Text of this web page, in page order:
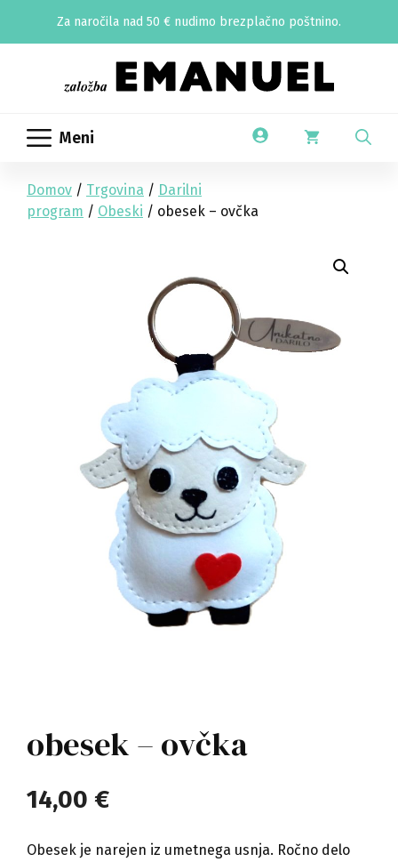
Za naročila nad 50 € nudimo brezplačno poštnino.
Meni
Domov / Trgovina / Darilni
program / Obeski / obesek – ovčka
obesek – ovčka
14,00 €
Obesek je narejen iz umetnega usnja. Ročno delo